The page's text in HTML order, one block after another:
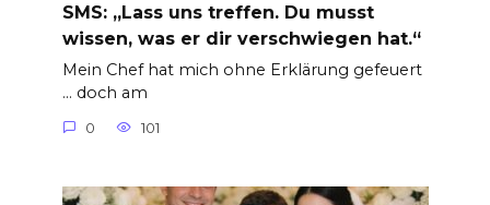
SMS: „Lass uns treffen. Du musst
wissen, was er dir verschwiegen hat.“
Mein Chef hat mich ohne Erklärung gefeuert
… doch am
0 101